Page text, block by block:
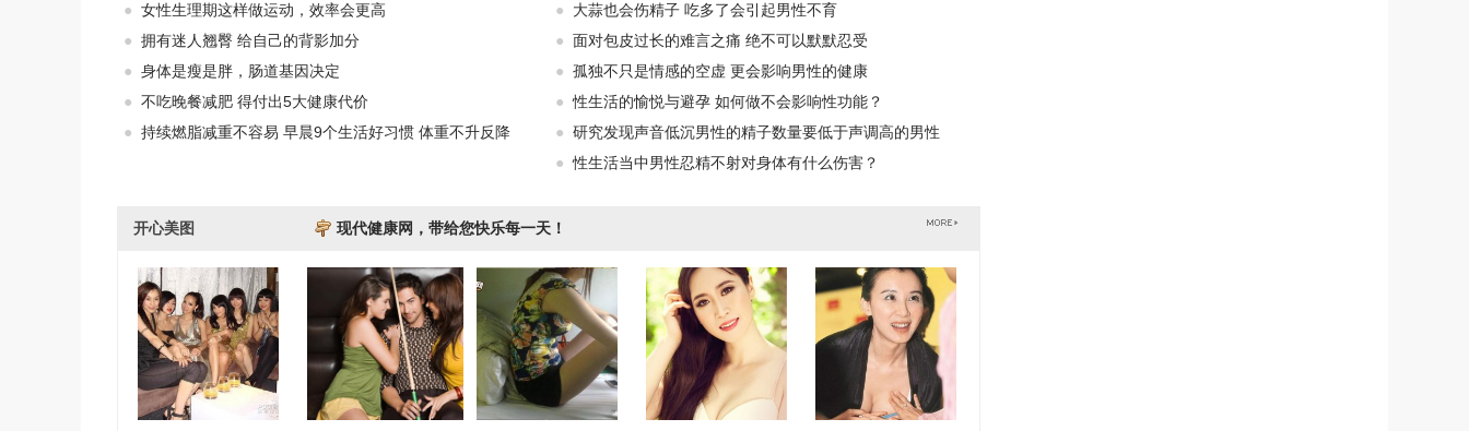
● 女性生理期这样做运动，效率会更高
● 拥有迷人翘臀 给自己的背影加分
● 身体是瘦是胖，肠道基因决定
● 不吃晚餐减肥 得付出5大健康代价
● 持续燃脂减重不容易 早晨9个生活好习惯 体重不升反降
●
大蒜也会伤精子 吃多了会引起男性不育
● 面对包皮过长的难言之痛 绝不可以默默忍受
● 孤独不只是情感的空虚 更会影响男性的健康
● 性生活的愉悦与避孕 如何做不会影响性功能？
● 研究发现声音低沉男性的精子数量要低于声调高的男性
● 性生活当中男性忍精不射对身体有什么伤害？
开心美图 现代健康网，带给您快乐每一天！